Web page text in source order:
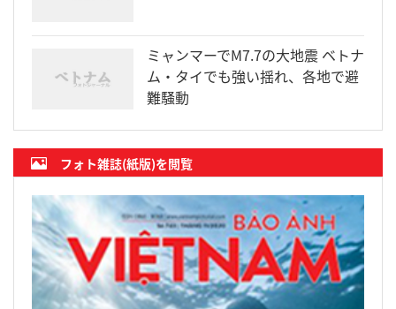
ミャンマーでM7.7の大地震 ベトナ
ム・タイでも強い揺れ、各地で避
難騒動
フォト雑誌(紙版)を閲覧